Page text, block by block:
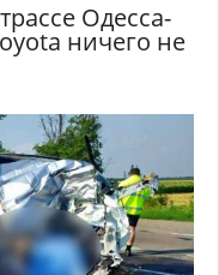
Одесса-
ничего не